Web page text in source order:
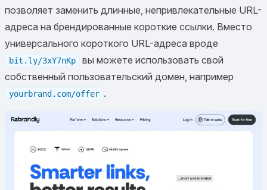
позволяет заменить длинные, непривлекательные URL-
адреса на брендированные короткие ссылки. Вместо
универсального короткого URL-адреса вроде
bit.ly/3xY7nKp
вы можете использовать свой
собственный пользовательский домен, например
yourbrand.com/offer .